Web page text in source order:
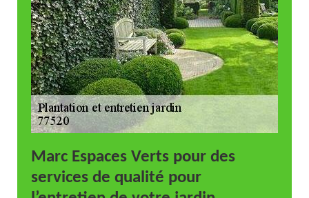
Marc Espaces Verts pour des
services de qualité pour